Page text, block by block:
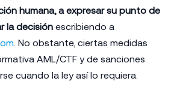
humana, a expresar su punto de
la decisión escribiendo a
. No obstante, ciertas medidas
AML/CTF y de sanciones
cuando la ley así lo requiera.